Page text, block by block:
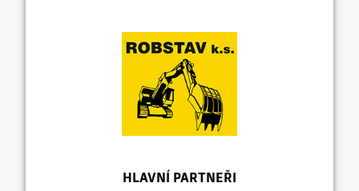
HLAVNÍ PARTNEŘI